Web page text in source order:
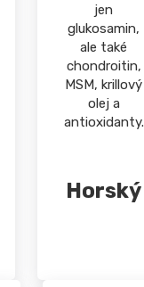
jen
glukosamin,
ale také
chondroitin,
MSM, krillový
olej a
antioxidanty.
Horský